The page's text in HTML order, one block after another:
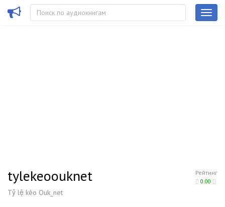
Рейтинг
0.00
tylekeoouknet
Tỷ lệ kèo Ouk_net